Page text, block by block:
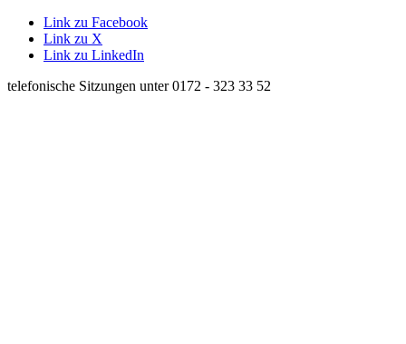
Link zu Facebook
Link zu X
Link zu LinkedIn
telefonische Sitzungen unter 0172 - 323 33 52